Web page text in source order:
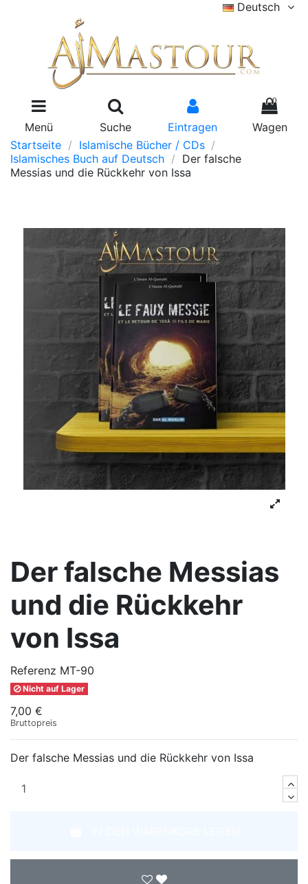
Deutsch
Menü Suche Eintragen
0
Wagen
Startseite
Islamische Bücher / CDs
Islamisches Buch auf Deutsch
Der falsche
Messias und die Rückkehr von Issa
Der falsche Messias
und die Rückkehr
von Issa
Referenz MT-90
Nicht auf Lager
7,00 €
Bruttopreis
Der falsche Messias und die Rückkehr von Issa